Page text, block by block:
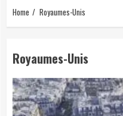
Home Royaumes-Unis
Royaumes-Unis